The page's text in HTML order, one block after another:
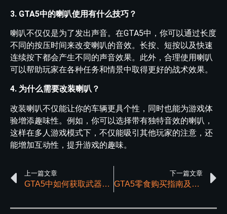
3. GTA5中的喇叭使用有什么技巧？
喇叭不仅仅是为了发出声音。在GTA5中，你可以通过长度
不同的按压时间来改变喇叭的音效。长按、短按以及快速
连续按下都会产生不同的声音效果。此外，合理使用喇叭
可以帮助玩家在各种任务和情景中取得更好的战术效果。
4. 为什么需要改装喇叭？
改装喇叭不仅能让你的车辆更具个性，同时也能为游戏体
验增添趣味性。例如，你可以选择带有独特音效的喇叭，
这样在多人游戏模式下，不仅能吸引其他玩家的注意，还
能增加互动性，提升游戏的趣味。
上一篇文章
GTA5中如何获取武器？武器获取教程解析
下一篇文章
GTA5零食购买指南及作用解析